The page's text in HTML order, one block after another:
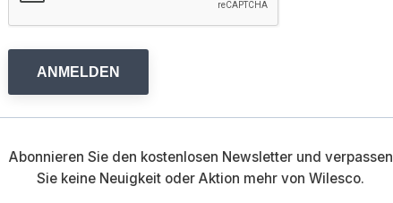
ANMELDEN
Abonnieren Sie den kostenlosen Newsletter und verpassen
Sie keine Neuigkeit oder Aktion mehr von Wilesco.